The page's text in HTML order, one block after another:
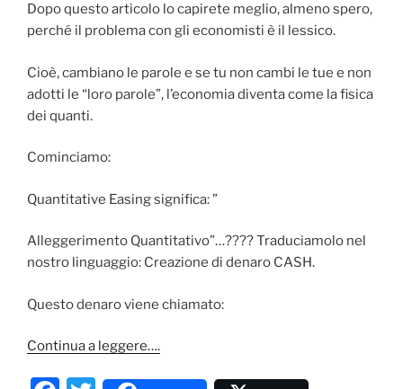
Dopo questo articolo lo capirete meglio, almeno spero,
perché il problema con gli economisti è il lessico.
Cioè, cambiano le parole e se tu non cambi le tue e non
adotti le “loro parole”, l’economia diventa come la fisica
dei quanti.
Cominciamo:
Quantitative Easing significa: ”
Alleggerimento Quantitativo”…???? Traduciamolo nel
nostro linguaggio: Creazione di denaro CASH.
Questo denaro viene chiamato:
Continua a leggere….